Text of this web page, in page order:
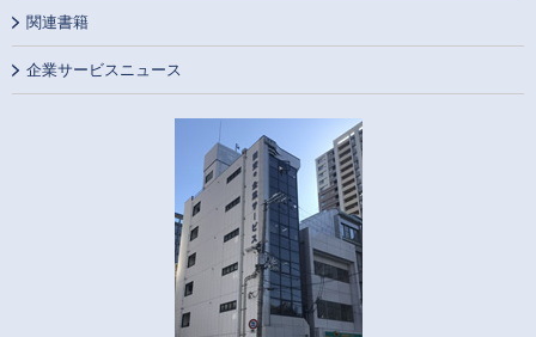
関連書籍
企業サービスニュース